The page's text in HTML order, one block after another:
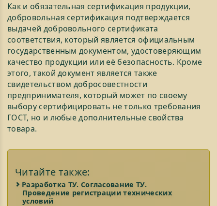
Как и обязательная сертификация продукции,
добровольная сертификация подтверждается
выдачей добровольного сертификата
соответствия, который является официальным
государственным документом, удостоверяющим
качество продукции или её безопасность. Кроме
этого, такой документ является также
свидетельством добросовестности
предпринимателя, который может по своему
выбору сертифицировать не только требования
ГОСТ, но и любые дополнительные свойства
товара.
Читайте также:
Разработка ТУ. Согласование ТУ.
Проведение регистрации технических
условий